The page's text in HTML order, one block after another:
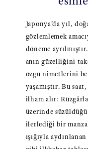
Japonya’da yıl,
gözlemlemek
döneme
anın güzelliğini
özgü nimetlerini
yaşamıştır. Bu
ilham alır:
üzerinde süzüldüğü
ilerlediği bir
ışığıyla